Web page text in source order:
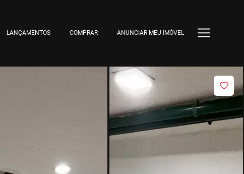
LANÇAMENTOS COMPRAR ANUNCIAR MEU IMÓVEL